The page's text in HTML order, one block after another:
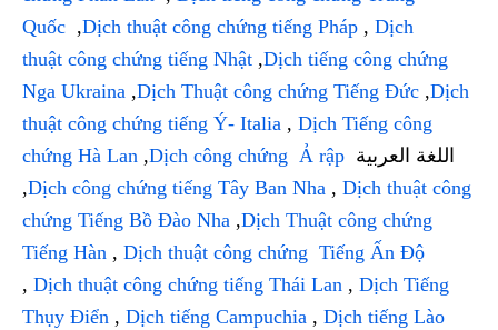
Quốc ,Dịch thuật công chứng tiếng Pháp , Dịch
thuật công chứng tiếng Nhật ,Dịch tiếng công chứng
Nga Ukraina ,Dịch Thuật công chứng Tiếng Đức ,Dịch
thuật công chứng tiếng Ý- Italia , Dịch Tiếng công
chứng Hà Lan ,Dịch công chứng Ả rập
,Dịch công chứng tiếng Tây Ban Nha , Dịch thuật công
chứng Tiếng Bồ Đào Nha ,Dịch Thuật công chứng
Tiếng Hàn , Dịch thuật công chứng Tiếng Ấn Độ
, Dịch thuật công chứng tiếng Thái Lan , Dịch Tiếng
Thụy Điển , Dịch tiếng Campuchia , Dịch tiếng Lào